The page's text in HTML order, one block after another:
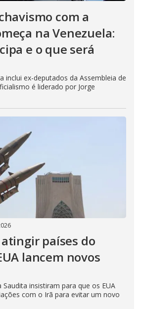
com a
na Venezuela:
e o que será
inclui ex-deputados da Assembleia de
é liderado por Jorge
países do
lancem novos
Saudita insistiram para que os EUA
com o Irã para evitar um novo